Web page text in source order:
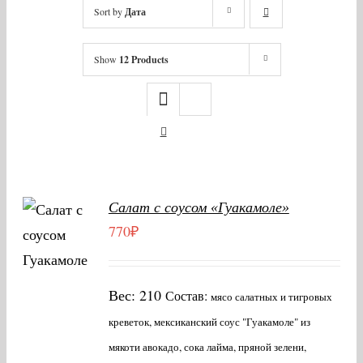
Sort byДата
Show 12 Products
В
ДЕТАЛИ
Салат с соусом «Гуакамоле»
770₽
Вес: 210 Состав: мясо салатных и тигровых
креветок, мексиканский соус "Гуакамоле" из
мякоти авокадо, сока лайма, пряной зелени,